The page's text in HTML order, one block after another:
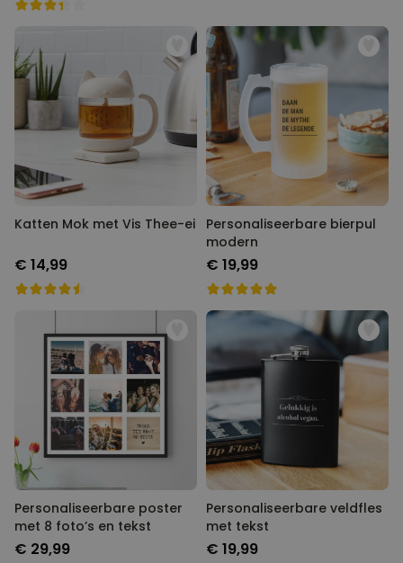
Katten Mok met Vis Thee-ei
€ 14,99
Personaliseerbare bierpul
modern
€ 19,99
Personaliseerbare poster
met 8 foto’s en tekst
€ 29,99
Personaliseerbare veldfles
met tekst
€ 19,99